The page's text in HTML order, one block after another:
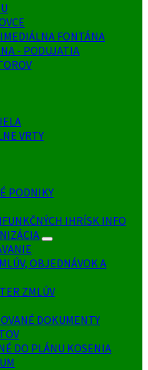
FONTÁNA
- PODUJATIA
VRTY
PODNIKY
IHRÍSK INFO
OBJEDNÁVOK A
ZMLÚV
DOKUMENTY
DO PLÁNU KOSENIA